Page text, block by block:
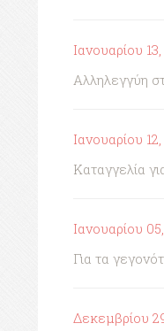
Ιανουαρίου
Αλληλεγγύη
Ιανουαρίου
Καταγγελία
Ιανουαρίου
Για τα
Δεκεμβρίου